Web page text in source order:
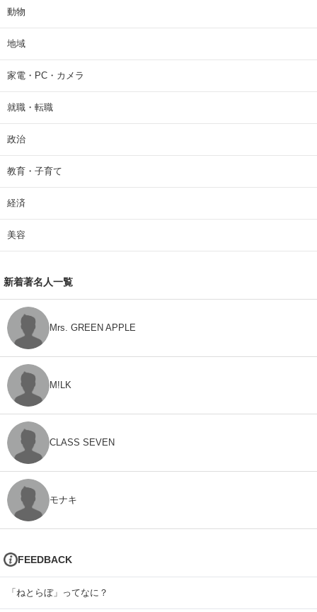
動物
地域
家電・PC・カメラ
就職・転職
政治
教育・子育て
経済
美容
新着著名人一覧
Mrs. GREEN APPLE
M!LK
CLASS SEVEN
モナキ
FEEDBACK
「ねとらぼ」ってなに？